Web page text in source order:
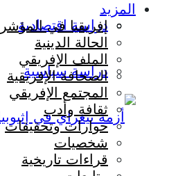
دراسة اقتصادية
دراسة سياسية
المزيد
إفريقيا في
الحالة الدينية
الملف الإفريقي
الصحافة الإفريقية
المجتمع الإفريقي
ثقافة وأدب
حوارات وتحقيقات
شخصيات
قراءات تاريخية